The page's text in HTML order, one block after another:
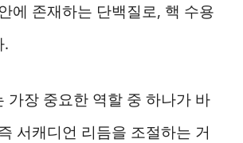
에 존재하는 단백질로, 핵 수용
.
가장 중요한 역할 중 하나가 바
서캐디언 리듬을 조절하는 거